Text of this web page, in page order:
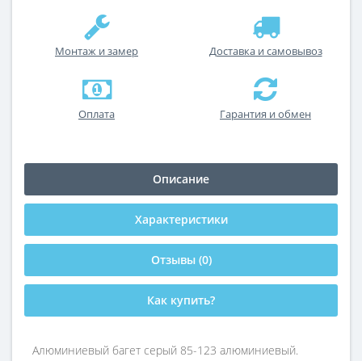
Монтаж и замер Доставка и самовывоз
Оплата Гарантия и обмен
Описание
Характеристики
Отзывы (0)
Как купить?
Алюминиевый багет серый 85-123 алюминиевый.